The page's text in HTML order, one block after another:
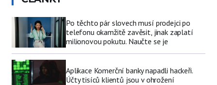
Po těchto pár slovech musí prodejci po
telefonu okamžitě zavěsit, jinak zaplatí
milionovou pokutu. Naučte se je
Aplikace Komerční banky napadli hackeři.
Účty tisíců klientů jsou v ohrožení